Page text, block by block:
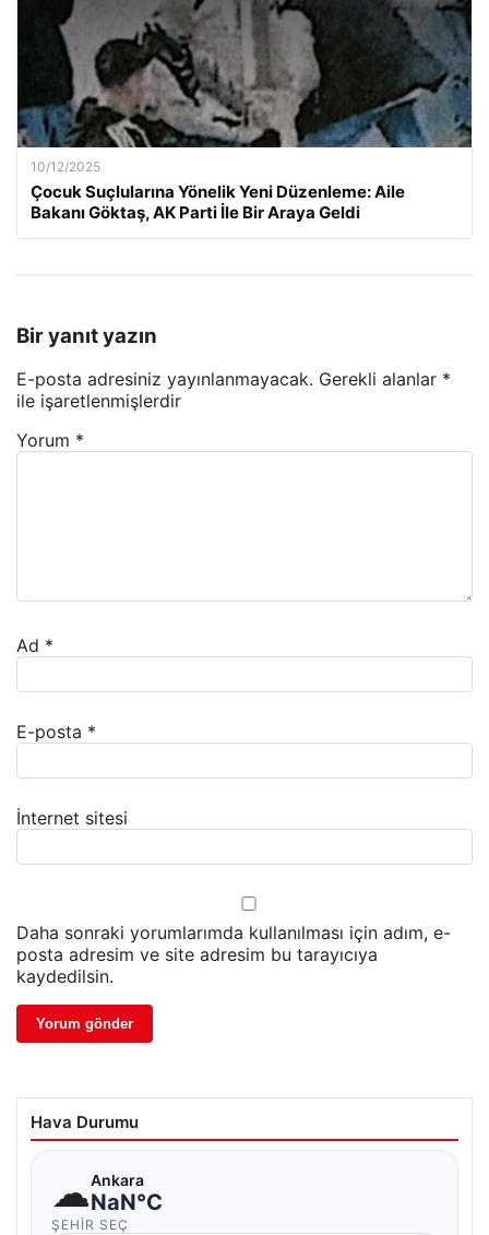
10/12/2025
Çocuk Suçlularına Yönelik Yeni Düzenleme: Aile
Bakanı Göktaş, AK Parti İle Bir Araya Geldi
Bir yanıt yazın
E-posta adresiniz yayınlanmayacak. Gerekli alanlar *
ile işaretlenmişlerdir
Yorum *
Ad *
E-posta *
İnternet sitesi
Daha sonraki yorumlarımda kullanılması için adım, e-
posta adresim ve site adresim bu tarayıcıya
kaydedilsin.
Hava Durumu
☁Ankara
NaN°C
ŞEHIR SEÇ